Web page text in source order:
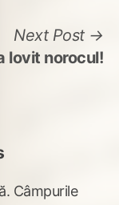
Next Post
lovit norocul!
Câmpurile